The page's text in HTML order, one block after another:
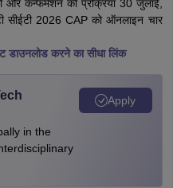
और कन्फर्मेशन की प्रक्रिया 30 जुलाई,
सीईटी 2026 CAP को ऑनलाइन चार
डाउनलोड करने का सीधा लिंक
in the
Apply